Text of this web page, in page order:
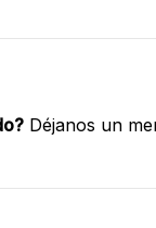
Déjanos un